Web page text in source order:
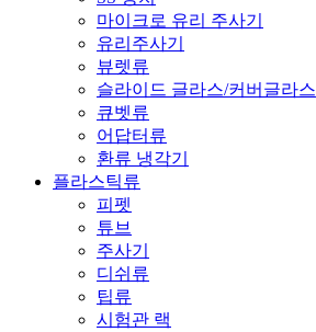
마이크로 유리 주사기
유리주사기
뷰렛류
슬라이드 글라스/커버글라스
큐벳류
어답터류
환류 냉각기
플라스틱류
피펫
튜브
주사기
디쉬류
팁류
시험관 랙